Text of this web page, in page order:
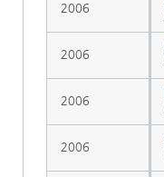
2006
2006
2006
2006